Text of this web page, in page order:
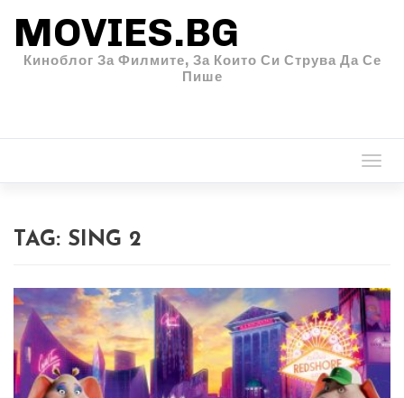
MOVIES.BG
Киноблог За Филмите, За Които Си Струва Да Се
Пише
TAG: SING 2